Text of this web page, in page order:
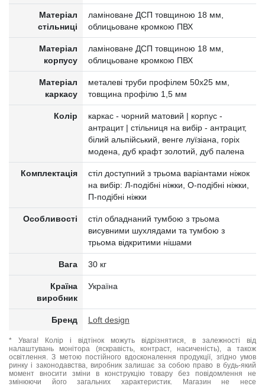
Матеріал
стільниці
ламіноване ДСП товщиною 18 мм,
облицьоване кромкою ПВХ
Матеріал
корпусу
ламіноване ДСП товщиною 18 мм,
облицьоване кромкою ПВХ
Матеріал
каркасу
металеві труби профілем 50х25 мм,
товщина профілю 1,5 мм
Колір
каркас - чорний матовий | корпус -
антрацит | стільниця на вибір - антрацит,
білий альпійський, венге луїзіана, горіх
модена, дуб крафт золотий, дуб палена
Комплектація
стіл доступний з трьома варіантами ніжок
на вибір: Л-подібні ніжки, О-подібні ніжки,
П-подібні ніжки
Особливості
стіл обладнаний тумбою з трьома
висувними шухлядами та тумбою з
трьома відкритими нішами
Вага 30 кг
Країна
виробник
Україна
Бренд Loft design
* Увага! Колір і відтінок можуть відрізнятися, в залежності від
налаштувань монітора (яскравість, контраст, насиченість), а також
освітлення. З метою постійного вдосконалення продукції, згідно умов
ринку і законодавства, виробник залишає за собою право в будь-який
момент вносити зміни в конструкцію товару без повідомлення не
змінюючи його загальних характеристик. Магазин не несе